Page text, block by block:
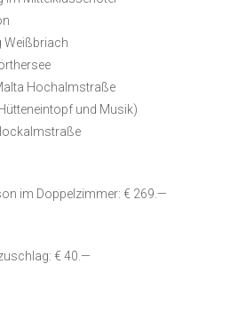
Weißbriach
Hochalmstraße
und Musik)
im Doppelzimmer: € 269.—
€ 40.—